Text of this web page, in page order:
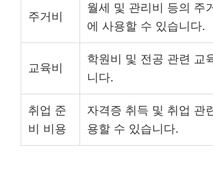
주거비
월세 및 관리비 등의 주
에 사용할 수 있습니다.
교육비
학원비 및 전공 관련 교
니다.
취업 준
비 비용
자격증 취득 및 취업 관
용할 수 있습니다.